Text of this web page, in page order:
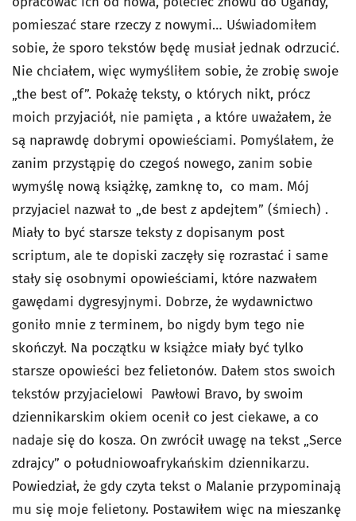
pomieszać stare rzeczy z nowymi… Uświadomiłem
sobie, że sporo tekstów będę musiał jednak odrzucić.
Nie chciałem, więc wymyśliłem sobie, że zrobię swoje
„the best of”. Pokażę teksty, o których nikt, prócz
moich przyjaciół, nie pamięta , a które uważałem, że
są naprawdę dobrymi opowieściami. Pomyślałem, że
zanim przystąpię do czegoś nowego, zanim sobie
wymyślę nową książkę, zamknę to, co mam. Mój
przyjaciel nazwał to „de best z apdejtem” (śmiech) .
Miały to być starsze teksty z dopisanym post
scriptum, ale te dopiski zaczęły się rozrastać i same
stały się osobnymi opowieściami, które nazwałem
gawędami dygresyjnymi. Dobrze, że wydawnictwo
goniło mnie z terminem, bo nigdy bym tego nie
skończył. Na początku w książce miały być tylko
starsze opowieści bez felietonów. Dałem stos swoich
tekstów przyjacielowi Pawłowi Bravo, by swoim
dziennikarskim okiem ocenił co jest ciekawe, a co
nadaje się do kosza. On zwrócił uwagę na tekst „Serce
zdrajcy” o południowoafrykańskim dziennikarzu.
Powiedział, że gdy czyta tekst o Malanie przypominają
mu się moje felietony. Postawiłem więc na mieszankę